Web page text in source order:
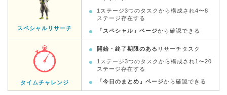
スペシャルリサーチ
1ステージ3つのタスクから構成され4〜8
ステージ存在する
「スペシャル」ページから確認できる
タイムチャレンジ
開始・終了期限のある リサーチタスク
1ステージ3つのタスクから構成され1〜20
ステージ存在する
「今日のまとめ」ページから確認できる